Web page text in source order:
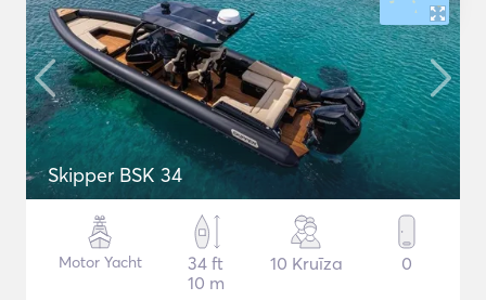
Skipper BSK 34
Motor Yacht
34 ft
10 m
10 Kruīza 0